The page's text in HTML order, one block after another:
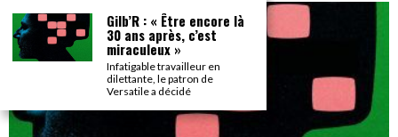
Gilb’R : « Être encore là
30 ans après, c’est
miraculeux »
Infatigable travailleur en
dilettante, le patron de
Versatile a décidé